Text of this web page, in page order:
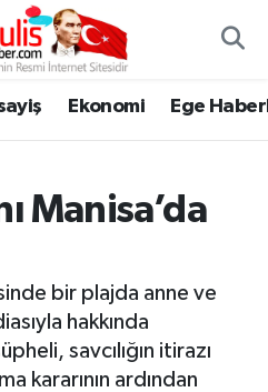
Ekonomi Ege
Manisa’da
bir plajda anne ve
hakkında
savcılığın itirazı
kararının ardından
Haritası
ve Fikstür